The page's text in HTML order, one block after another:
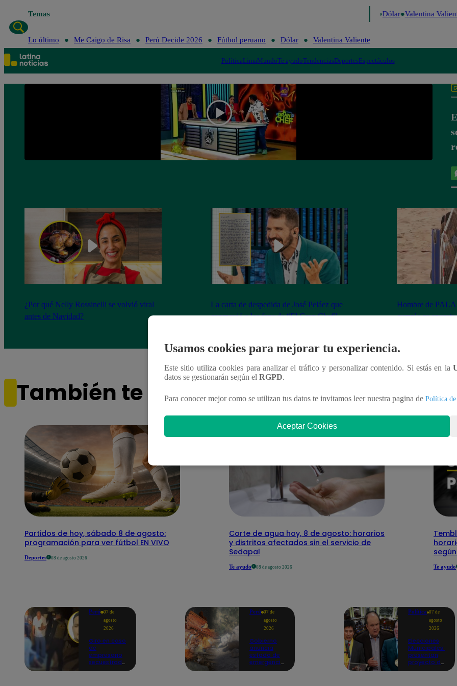
Temas Dólar Valentina
Lo último Me Caigo de Risa Perú Decide 2026 Fútbol peruano Dólar Valentina Valiente
PolíticaLimaMundoTe ayudoTendenciasDeportesEspectáculos
¿Por qué Nelly Rossinelli se volvió viral
antes de Navidad?
La carta de despedida de José Peláez que
conmovió a los fans de “El Gran Chef”
Hombre de
cumple su
También te puede interesar
Partidos de hoy, sábado 8 de agosto:
programación para ver fútbol EN VIVO
Deportes 08 de agosto 2026
Corte de agua hoy, 8 de agosto: horarios
y distritos afectados sin el servicio de
Sedapal
Te ayudo 08 de agosto 2026 Te ayudo
Perú 07 de
agosto
2026
Giro en caso
de
empresario
secuestrado
Perú 07 de
agosto
2026
Gobierno
anuncia
estado de
emergencia
Política 07 de
agosto
2026
Elecciones
Municipales:
presentan
proyecto de
Usamos cookies para mejorar tu experiencia.
Este sitio utiliza cookies para analizar el tráfico y personalizar contenido. Si estás en la
datos se gestionarán según el RGPD.
Para conocer mejor como se utilizan tus datos te invitamos leer nuestra pagina de Política
Aceptar Cookies